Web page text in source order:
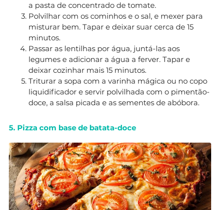
a pasta de concentrado de tomate.
Polvilhar com os cominhos e o sal, e mexer para
misturar bem. Tapar e deixar suar cerca de 15
minutos.
Passar as lentilhas por água, juntá-las aos
legumes e adicionar a água a ferver. Tapar e
deixar cozinhar mais 15 minutos.
Triturar a sopa com a varinha mágica ou no copo
liquidificador e servir polvilhada com o pimentão-
doce, a salsa picada e as sementes de abóbora.
5. Pizza com base de batata-doce